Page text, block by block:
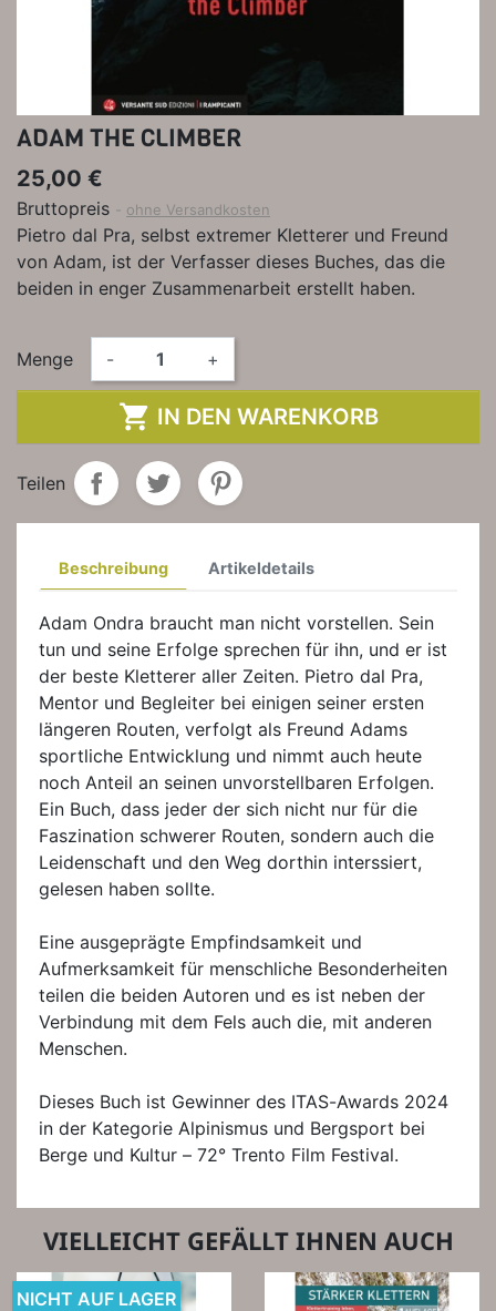
ADAM THE CLIMBER
25,00 €
Bruttopreis ohne Versandkosten
Pietro dal Pra, selbst extremer Kletterer und Freund
von Adam, ist der Verfasser dieses Buches, das die
beiden in enger Zusammenarbeit erstellt haben.
Menge - +
 IN DEN WARENKORB
Teilen
Beschreibung Artikeldetails
Adam Ondra braucht man nicht vorstellen. Sein
tun und seine Erfolge sprechen für ihn, und er ist
der beste Kletterer aller Zeiten. Pietro dal Pra,
Mentor und Begleiter bei einigen seiner ersten
längeren Routen, verfolgt als Freund Adams
sportliche Entwicklung und nimmt auch heute
noch Anteil an seinen unvorstellbaren Erfolgen.
Ein Buch, dass jeder der sich nicht nur für die
Faszination schwerer Routen, sondern auch die
Leidenschaft und den Weg dorthin interssiert,
gelesen haben sollte.
Eine ausgeprägte Empfindsamkeit und
Aufmerksamkeit für menschliche Besonderheiten
teilen die beiden Autoren und es ist neben der
Verbindung mit dem Fels auch die, mit anderen
Menschen.
Dieses Buch ist Gewinner des ITAS-Awards 2024
in der Kategorie Alpinismus und Bergsport bei
Berge und Kultur – 72° Trento Film Festival.
VIELLEICHT GEFÄLLT IHNEN AUCH
NICHT AUF LAGER